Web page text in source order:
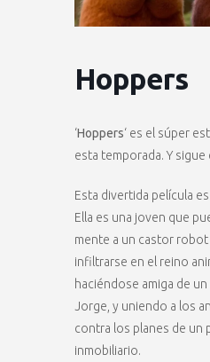
Hoppers
‘Hoppers‘ es el súper
esta temporada. Y sigue
Esta divertida película
Ella es una joven que
mente a un castor
infiltrarse en el reino
haciéndose amiga de
Jorge, y uniendo a los
contra los planes de un
inmobiliario.